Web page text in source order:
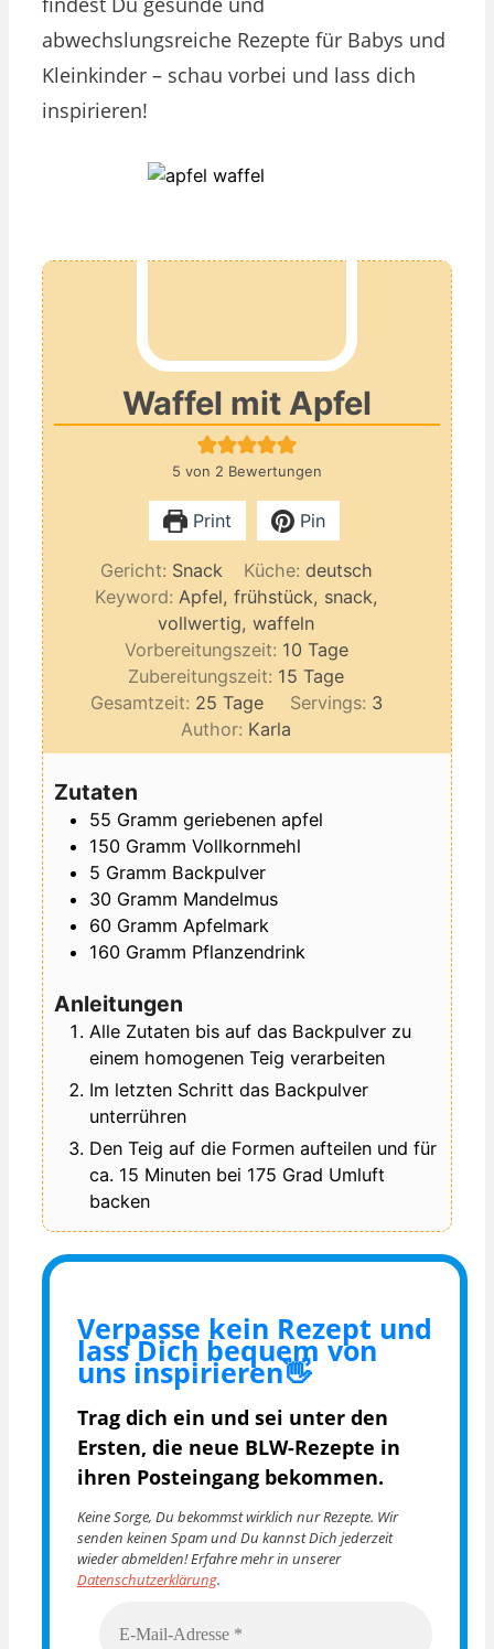
abwechslungsreiche Rezepte für Babys und
Kleinkinder – schau vorbei und lass dich
inspirieren!
Waffel mit Apfel
5 von 2 Bewertungen
Print Pin
Gericht: Snack Küche: deutsch
Keyword: Apfel, frühstück, snack,
vollwertig, waffeln
Vorbereitungszeit: 10Tage
Tage
Zubereitungszeit: 15 Tage
Tage
Gesamtzeit: 25Tage
Tage Servings: 3
Author: Karla
Zutaten
55 Gramm geriebenen apfel
150 Gramm Vollkornmehl
5 Gramm Backpulver
30 Gramm Mandelmus
60 Gramm Apfelmark
160 Gramm Pflanzendrink
Anleitungen
Alle Zutaten bis auf das Backpulver zu
einem homogenen Teig verarbeiten
Im letzten Schritt das Backpulver
unterrühren
Den Teig auf die Formen aufteilen und für
ca. 15 Minuten bei 175 Grad Umluft
backen
Verpasse kein Rezept und
lass Dich bequem von
uns inspirieren👋
Trag dich ein und sei unter den
Ersten, die neue BLW-Rezepte in
ihren Posteingang bekommen.
Keine Sorge, Du bekommst wirklich nur Rezepte. Wir
senden keinen Spam und Du kannst Dich jederzeit
wieder abmelden! Erfahre mehr in unserer
Datenschutzerklärung.